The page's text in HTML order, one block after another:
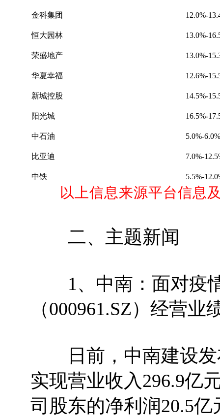
金科集团 1 2.0%-13.
恒大园林 13.0%-1
荣盛地产 13.0%-1
华夏幸福 1 2.6%-1
新城控股 14.5%-1
阳光城 16.5%-1 7.
中石油 5.0%-6.0%
比亚迪 7.0%-12.5
中铁 5.5%-12.0
以上信息来源平台信息及
二、主题新闻
1、中南：面对疫情
（000961.SZ）经营
日前，中南建设发
实现营业收入296.9亿
司股东的净利润20.5